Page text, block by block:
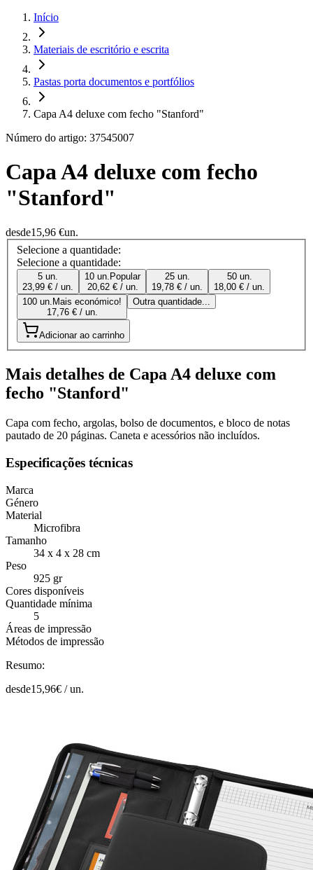
Início
Materiais de escritório e escrita
Pastas porta documentos e portfólios
Capa A4 deluxe com fecho "Stanford"
Número do artigo: 37545007
Capa A4 deluxe com fecho
"Stanford"
desde15,96 €un.
Selecione a quantidade:
Selecione a quantidade:
5 un.
23,99 € / un.
10 un. Popular
20,62 € / un.
25 un.
19,78 € / un.
50 un.
18,00 € / un.
100 un. Mais económico!
17,76 € / un.
Outra quantidade...
Adicionar ao carrinho
Mais detalhes de Capa A4 deluxe com
fecho "Stanford"
Capa com fecho, argolas, bolso de documentos, e bloco de notas
pautado de 20 páginas. Caneta e acessórios não incluídos.
Especificações técnicas
Marca
Género
Material
Microfibra
Tamanho
34 x 4 x 28 cm
Peso
925 gr
Cores disponíveis
Quantidade mínima
5
Áreas de impressão
Métodos de impressão
Resumo:
desde15,96€ /un.